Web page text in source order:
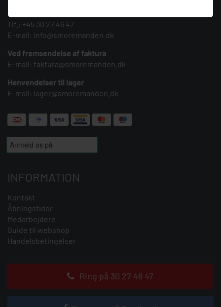
Tlf.: +45 30 27 46 47
E-mail: info@smoremanden.dk
Ved fremsendelse af faktura
E-mail: faktura@smoremanden.dk
Henvendelser til lager
E-mail: lager@smoremanden.dk
INFORMATION
Kontakt
Åbningstider
Medarbejdere
Guide til webshop
Handelsbetingelser
Ring på 30 27 46 47